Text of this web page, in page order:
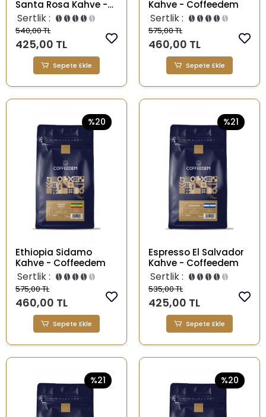
Santa Rosa Kahve -
Coffeedem
Sertlik :
540,00 TL
425,00 TL
Sepete Ekle
Kahve - Coffeedem
Sertlik :
575,00 TL
460,00 TL
Sepete Ekle
%20
Ethiopia Sidamo
Kahve - Coffeedem
Sertlik :
575,00 TL
460,00 TL
Sepete Ekle
%21
Espresso El Salvador
Kahve - Coffeedem
Sertlik :
535,00 TL
425,00 TL
Sepete Ekle
%21 %20